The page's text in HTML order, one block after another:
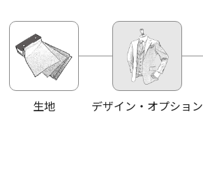
生地 デザイン・オプション